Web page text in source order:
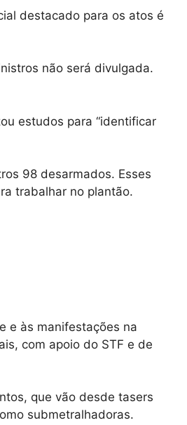
destacado para os atos é
não será divulgada.
estudos para “identificar
98 desarmados. Esses
trabalhar no plantão.
e às manifestações na
com apoio do STF e de
que vão desde tasers
submetralhadoras.